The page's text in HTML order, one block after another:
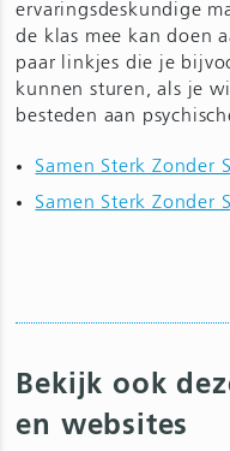
ervaringsdeskundige
de klas mee kan doen
paar linkjes die je
kunnen sturen, als je
besteden aan
Samen Sterk Zonder
Samen Sterk Zonder
Bekijk ook
en websites